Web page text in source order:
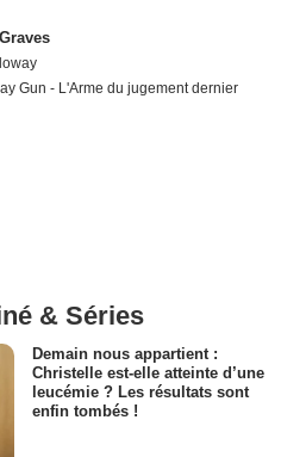
Gun - L'Arme du jugement dernier
& Séries
Demain nous appartient :
Christelle est-elle atteinte d’une
leucémie ? Les résultats sont
enfin tombés !